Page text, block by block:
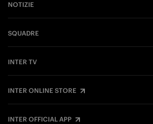
NOTIZIE
SQUADRE
INTER TV
INTER ONLINE STORE
INTER OFFICIAL APP